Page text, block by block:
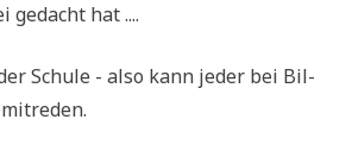
hat ....
Schu­le - also kann jeder bei Bil­